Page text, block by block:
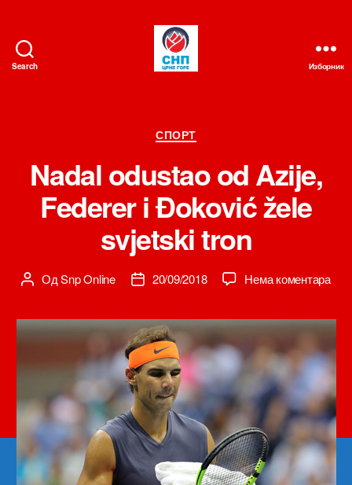
Search Изборник
Категорије
СПОРТ
Nadal odustao od Azije,
Federer i Đoković žele
svjetski tron
Аутор
ОдSnp Online
Датум20/09/2018 Нема коментарана
od
žele
tron